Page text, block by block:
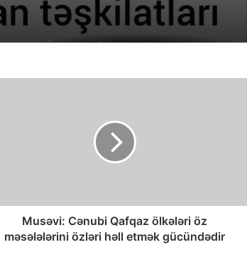
Respublikası rejiminin Azərbaycan
Respublikasına qarşı təcavüzkar
hücumunu qınayan bəyanatı
İran’ın son Türk hanedanının
Əhməd Şahın nəticəsi ilə ÖZƏL
MÜSAHİBƏ
çağırışla bağlı bəyanatı
“Əlilliyi olan qaçqın qadınların həyat
Musəvi: Cənubi Qafqaz ölkələri öz
məsələlərini özləri həll etmək gücündədir